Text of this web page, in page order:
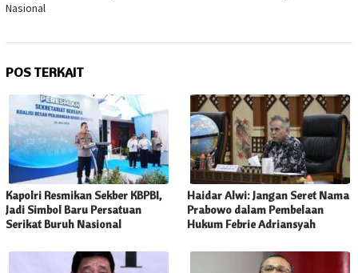
Nasional
POS TERKAIT
Kapolri Resmikan Sekber KBPBI,
Jadi Simbol Baru Persatuan
Serikat Buruh Nasional
Haidar Alwi: Jangan Seret Nama
Prabowo dalam Pembelaan
Hukum Febrie Adriansyah